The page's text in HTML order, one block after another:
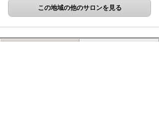
この地域の他のサロンを見る